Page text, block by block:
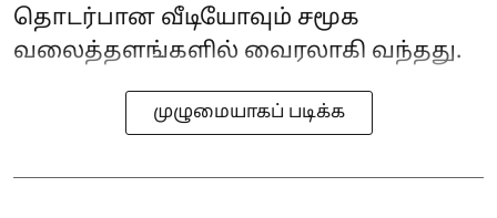
தொடர்பான வீடியோவும் சமூக
வலைத்தளங்களில் வைரலாகி வந்தது.
முழுமையாகப் படிக்க